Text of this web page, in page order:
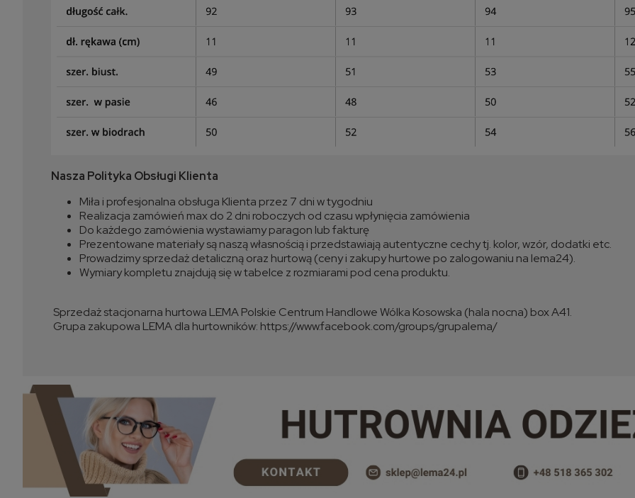
Nasza Polityka Obsługi Klienta
Miła i profesjonalna obsługa Klienta przez 7 dni w tygodniu
Realizacja zamówień max do 2 dni roboczych od czasu wpłynięcia zamówienia
Do każdego zamówienia wystawiamy paragon lub fakturę
Prezentowane materiały są naszą własnością i przedstawiają autentyczne cechy tj. kolor, wzór, dodatki etc.
Prowadzimy sprzedaż detaliczną oraz hurtową (ceny i zakupy hurtowe po zalogowaniu na lema24).
Wymiary kompletu znajdują się w tabelce z rozmiarami pod cena produktu.
Sprzedaż stacjonarna hurtowa LEMA Polskie Centrum Handlowe Wólka Kosowska (hala nocna) box A41.
Grupa zakupowa LEMA dla hurtowników: https://www.facebook.com/groups/grupalema/